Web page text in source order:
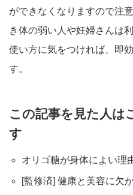
ができなくなりますので注
き体の弱い人や妊婦さんは
使い方に気をつければ、即
す。
この記事を見た人は
す
オリゴ糖が身体によい理
[監修済] 健康と美容に欠